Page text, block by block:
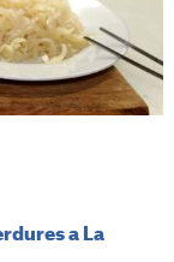
a La